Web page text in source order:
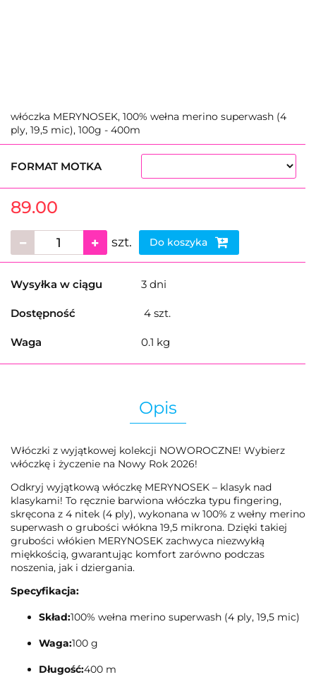
włóczka MERYNOSEK, 100% wełna merino superwash (4
ply, 19,5 mic), 100g - 400m
FORMAT MOTKA
89.00
szt. Do koszyka
Wysyłka w ciągu 3 dni
Dostępność 4 szt.
Waga 0.1 kg
Opis
Włóczki z wyjątkowej kolekcji NOWOROCZNE! Wybierz
włóczkę i życzenie na Nowy Rok 2026!
Odkryj wyjątkową włóczkę MERYNOSEK – klasyk nad
klasykami! To ręcznie barwiona włóczka typu fingering,
skręcona z 4 nitek (4 ply), wykonana w 100% z wełny merino
superwash o grubości włókna 19,5 mikrona. Dzięki takiej
grubości włókien MERYNOSEK zachwyca niezwykłą
miękkością, gwarantując komfort zarówno podczas
noszenia, jak i dziergania.
Specyfikacja:
Skład:100% wełna merino superwash (4 ply, 19,5 mic)
Waga:100 g
Długość:400 m